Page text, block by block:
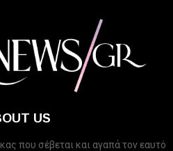
US
που σέβεται και αγαπά τον εαυτό